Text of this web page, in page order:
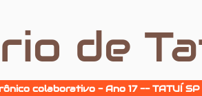
de
colaborativo - Ano 17 -- TATUÍ SP